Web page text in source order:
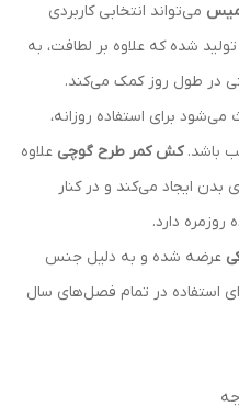
میس می‌تواند انتخابی کاربردی
شده که علاوه بر لطافت، به
در طول روز کمک می‌کند.
برای استفاده روزانه،
باشد.کش کمر طرح گوچی علاوه
بدن ایجاد می‌کند و در کنار
دارد.
عرضه شده و به دلیل جنس
استفاده در تمام فصل‌های سال